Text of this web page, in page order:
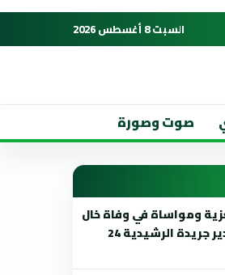
السبت 8 أغسطس 2026
صوت وصورة
ومواساة في وفاة خال
جريدة الرشيدية 24